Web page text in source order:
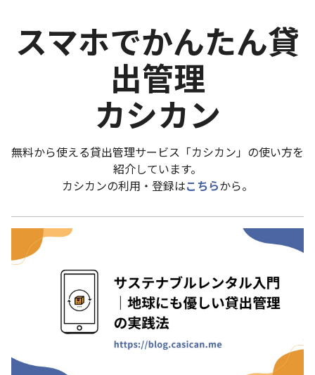
スマホでかんたん貸
出管理
カシカン
無料から使える貸出管理サービス「カシカン」の使い方を
紹介しています。
カシカンの利用・登録はこちらから。